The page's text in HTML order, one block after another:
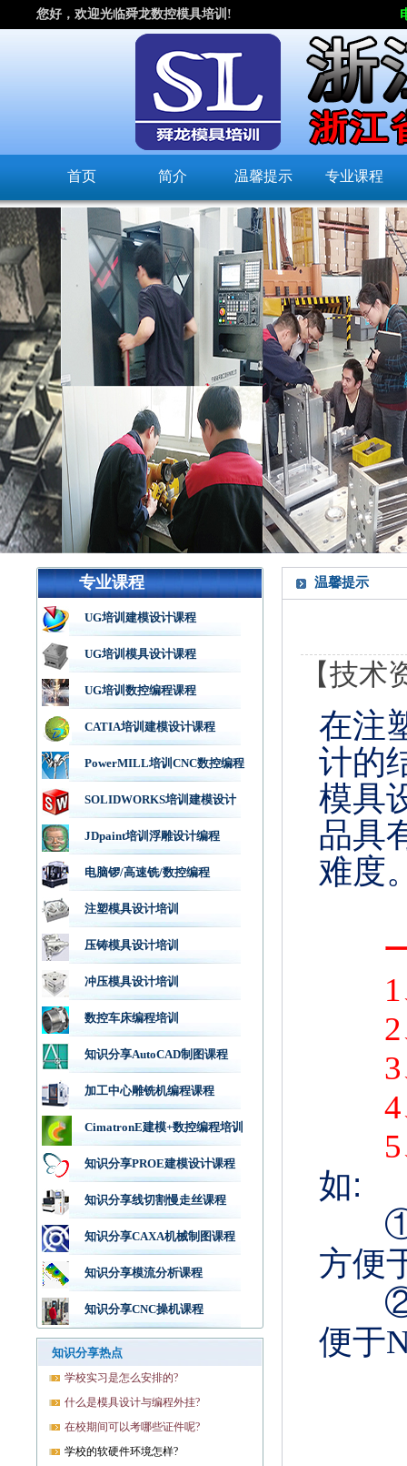
您好，欢迎光临舜龙数控模具培训!
首页 简介 温馨提示 专业课程
专业课程
UG培训建模设计课程
UG培训模具设计课程
UG培训数控编程课程
CATIA培训建模设计课程
PowerMILL培训CNC数控编程
SOLIDWORKS培训建模设计
JDpaint培训浮雕设计编程
电脑锣/高速铣/数控编程
注塑模具设计培训
压铸模具设计培训
冲压模具设计培训
数控车床编程培训
知识分享AutoCAD制图课程
加工中心雕铣机编程课程
CimatronE建模+数控编程培训
知识分享PROE建模设计课程
知识分享线切割慢走丝课程
知识分享CAXA机械制图课程
知识分享模流分析课程
知识分享CNC操机课程
知识分享热点
学校实习是怎么安排的?
什么是模具设计与编程外挂?
在校期间可以考哪些证件呢?
学校的软硬件环境怎样?
温馨提示
【技
在注
计的
模具
品具
难度
如:
方便
便于